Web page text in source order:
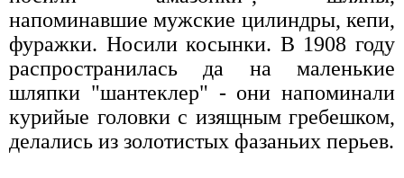
напоминавшие мужские цилиндры, кепи,
фуражки. Носили косынки. В 1908 году
распространилась да на маленькие
шляпки "шантеклер" - они напоминали
курийые головки с изящным гребешком,
делались из золотистых фазаньих перьев.